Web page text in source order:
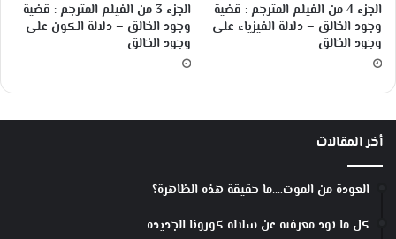
الجزء 4 من الفيلم المترجم : قضية
وجود الخالق – دلالة الفيزياء على
وجود الخالق
الجزء 3 من الفيلم المترجم : قضية
وجود الخالق – دلالة الكون على
وجود الخالق
أخر المقالات
العودة من الموت….ما حقيقة هذه الظاهرة؟
كل ما تود معرفته عن سلالة كورونا الجديدة